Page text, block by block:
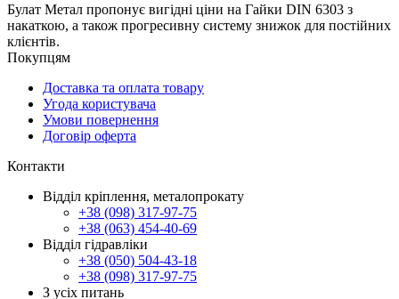
Булат Метал пропонує вигідні ціни на Гайки DIN 6303 з
накаткою, а також прогресивну систему знижок для постійних
клієнтів.
Покупцям
Доставка та оплата товару
Угода користувача
Умови повернення
Договір оферта
Контакти
Відділ кріплення, металопрокату
+38 (098) 317-97-75
+38 (063) 454-40-69
Відділ гідравліки
+38 (050) 504-43-18
+38 (098) 317-97-75
З усіх питань